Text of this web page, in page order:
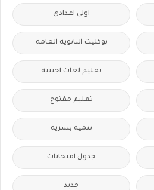
اولى اعدادى
بوكليت الثانوية العامة
تعليم لغات اجنبية
تعليم مفتوح
تنمية بشرية
جدول امتحانات
جديد